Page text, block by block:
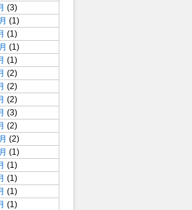
(3)
(1)
(1)
(1)
(1)
(2)
(2)
(2)
(3)
(2)
(2)
(1)
(1)
(1)
(1)
(1)